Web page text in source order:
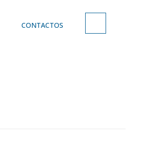
CONTACTOS